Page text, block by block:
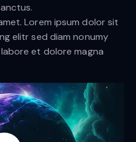
Lorem ipsum dolor sit
elitr sed diam nonumy
et dolore magna